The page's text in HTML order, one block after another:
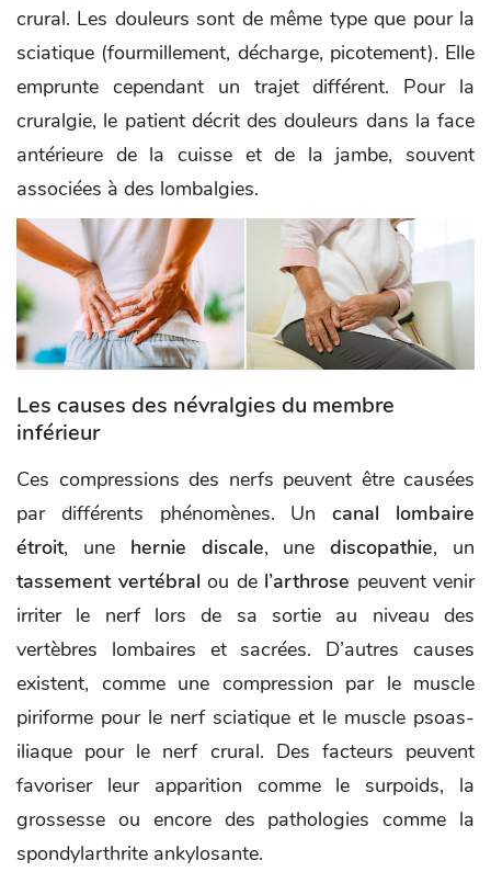
crural. Les douleurs sont de même type que pour la
sciatique (fourmillement, décharge, picotement). Elle
emprunte cependant un trajet différent. Pour la
cruralgie, le patient décrit des douleurs dans la face
antérieure de la cuisse et de la jambe, souvent
associées à des lombalgies.
Les causes des névralgies du membre
inférieur
Ces compressions des nerfs peuvent être causées
par différents phénomènes. Uncanal lombaire
étroit, une hernie discale, unediscopathie, un
tassement vertébral ou de l’arthrose peuvent venir
irriter le nerf lors de sa sortie au niveau des
vertèbres lombaires et sacrées. D’autres causes
existent, comme une compression par le muscle
piriforme pour le nerf sciatique et le muscle psoas-
iliaque pour le nerf crural. Des facteurs peuvent
favoriser leur apparition comme le surpoids, la
grossesse ou encore des pathologies comme la
spondylarthrite ankylosante.